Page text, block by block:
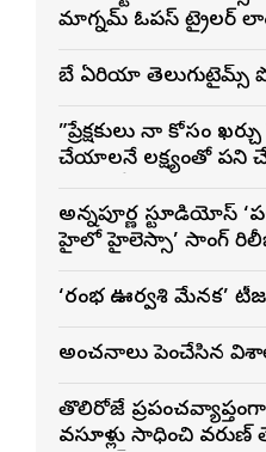
మాగ్నమ్ ఓపస్‌ ట్రైలర్
బే ఏరియా తెలుగుటైమ్స్
”ప్రేక్షకులు నా కోసం
చేయాలనే లక్ష్యంతో పని
అన్నపూర్ణ స్టూడియోస్
హైలో హైలెస్సా’ సాంగ్
‘రంభ ఊర్వశి మేనక’
అంచనాలు పెంచేసిన
తొలిరోజే ప్రపంచవ్యాప్తంగా
వసూళ్లు సాధించి వరుణ్